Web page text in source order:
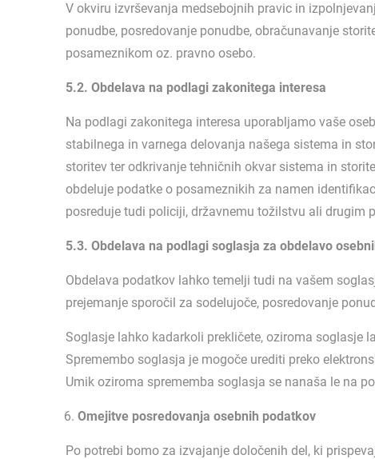
V okviru izvrševanja medsebojnih pravic in
ponudbe, posredovanje ponudbe, obračunavanje
posameznikom oz. pravno osebo.
5.2. Obdelava na podlagi zakonitega interesa
Na podlagi zakonitega interesa uporabljamo vaše
stabilnega in varnega delovanja našega sistema in
storitev ter odkrivanje tehničnih okvar sistema in
obdeluje podatke o posameznikih za namen
posreduje tudi policiji, državnemu tožilstvu ali drugim
5.3. Obdelava na podlagi soglasja za obdelavo
Obdelava podatkov lahko temelji tudi na vašem
prejemanje sporočil za sodelujoče, posredovanje
Soglasje lahko kadarkoli prekličete, oziroma soglasje
Spremembo soglasja je mogoče urediti preko
Umik oziroma sprememba soglasja se nanaša le na
Omejitve posredovanja osebnih podatkov
Po potrebi bomo za izvajanje določenih del, ki